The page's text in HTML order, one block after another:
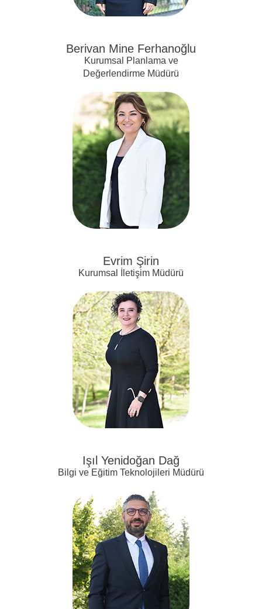
Berivan Mine Ferhanoğlu
Kurumsal Planlama ve
Değerlendirme Müdürü
Evrim Şirin
Kurumsal İletişim Müdürü
Işıl Yenidoğan Dağ
Bilgi ve Eğitim Teknolojileri Müdürü